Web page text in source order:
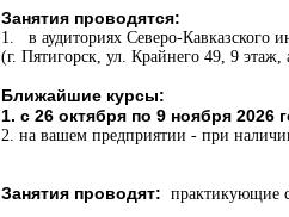
Занятия проводятся:
1. в аудиториях Северо-Кавказского
(г. Пятигорск, ул. Крайнего 49, 9
Ближайшие курсы:
1. с 26 октября по 9 ноября 2026
2. на вашем предприятии - при
Занятия проводят: практикующие